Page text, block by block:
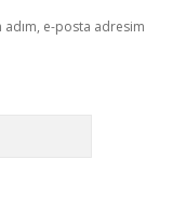
adım, e-posta adresim